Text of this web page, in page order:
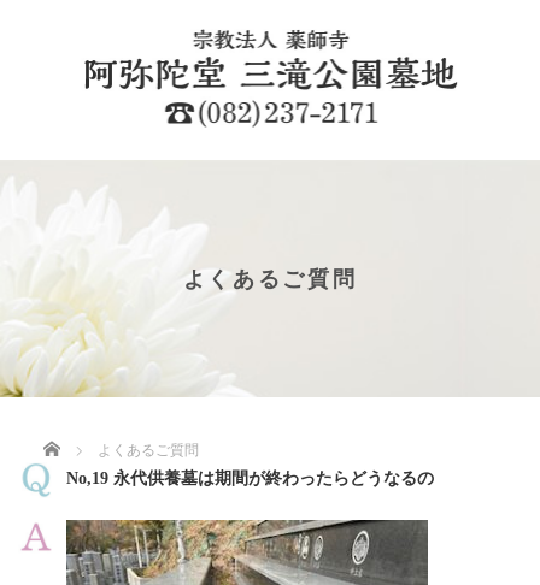
よくあるご質問
ホーム よくあるご質問
No,19 永代供養墓は期間が終わったらどうなるの